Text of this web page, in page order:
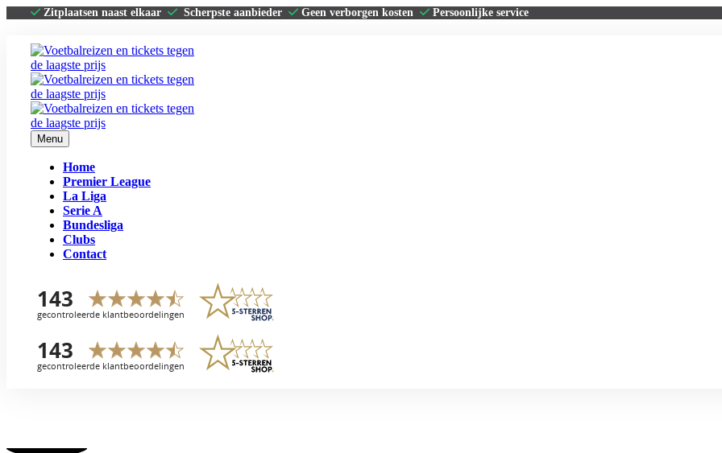
Zitplaatsen naast elkaar Scherpste aanbieder Geen verborgen kosten Persoonlijke service
Menu
Home
Premier League
La Liga
Serie A
Bundesliga
Clubs
Contact